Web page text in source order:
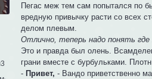
Пегас меж тем сам попытался по
вредную привычку расти со всех
делом плевым.
Отлично, теперь надо понять
Это и правда был олень.
грани вместе с бурбульками.
- Привет, - Вандо приветственно